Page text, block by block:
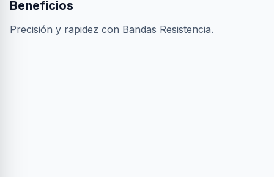
Beneficios
Precisión y rapidez con Bandas Resistencia.